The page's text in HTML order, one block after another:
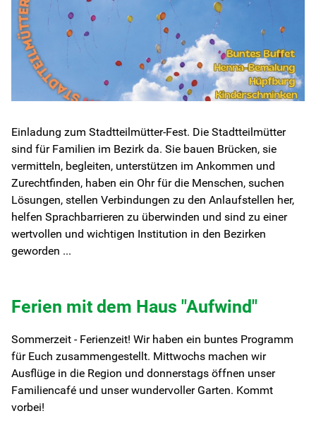
Einladung zum Stadtteilmütter-Fest. Die Stadtteilmütter
sind für Familien im Bezirk da. Sie bauen Brücken, sie
vermitteln, begleiten, unterstützen im Ankommen und
Zurechtfinden, haben ein Ohr für die Menschen, suchen
Lösungen, stellen Verbindungen zu den Anlaufstellen her,
helfen Sprachbarrieren zu überwinden und sind zu einer
wertvollen und wichtigen Institution in den Bezirken
geworden ...
Ferien mit dem Haus "Aufwind"
Sommerzeit - Ferienzeit! Wir haben ein buntes Programm
für Euch zusammengestellt. Mittwochs machen wir
Ausflüge in die Region und donnerstags öffnen unser
Familiencafé und unser wundervoller Garten. Kommt
vorbei!